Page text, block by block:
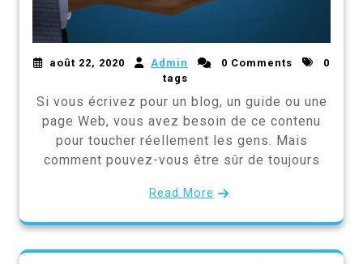
août 22, 2020 Admin 0 Comments
0
tags
Si vous écrivez pour un blog, un guide ou une
page Web, vous avez besoin de ce contenu
pour toucher réellement les gens. Mais
comment pouvez-vous être sûr de toujours
Read More